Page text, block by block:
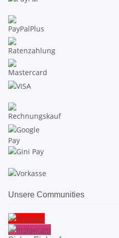
Unsere Communities